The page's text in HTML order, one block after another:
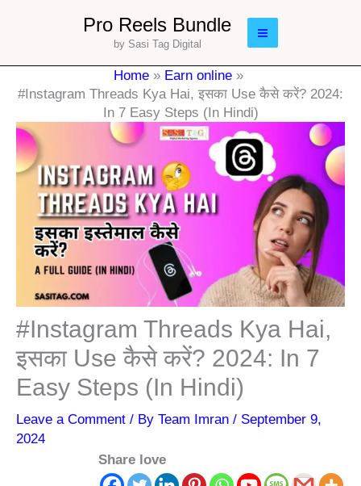
Pro Reels Bundle
by Sasi Tag Digital
Main
Menu
Home
Earn online
#Instagram Threads Kya Hai, इसका Use कैसे करें? 2024:
In 7 Easy Steps (In Hindi)
#Instagram Threads Kya Hai,
इसका Use कैसे करें? 2024: In 7
Easy Steps (In Hindi)
Leave a Comment / By Team Imran / September 9,
2024
Share love